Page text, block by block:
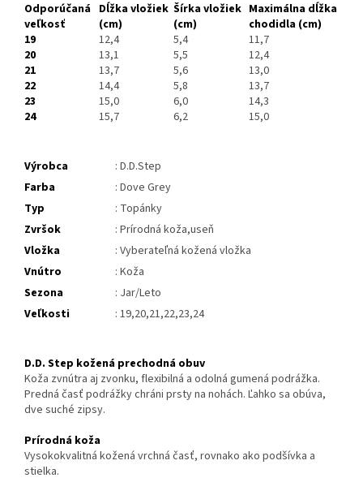
Odporúčaná
veľkosť
19
20
21
22
23
24
Dĺžka vložiek
(cm)
12,4
13,1
13,7
14,4
15,0
15,7
Šírka vložiek
(cm)
5,4
5,5
5,6
5,8
6,0
6,2
Maximálna dĺžka
chodidla (cm)
11,7
12,4
13,0
13,7
14,3
15,0
Výrobca
: D.D.Step
Farba
: Dove Grey
Typ
: Topánky
Zvršok
: Prírodná koža,useň
Vložka
: Vyberateľná kožená vložka
Vnútro
: Koža
Sezona
: Jar/Leto
Veľkosti
: 19,20,21,22,23,24
D.D. Step kožená prechodná obuv
Koža zvnútra aj zvonku, flexibilná a odolná gumená podrážka.
Predná časť podrážky chráni prsty na nohách. Ľahko sa obúva,
dve suché zipsy.
Prírodná koža
Vysokokvalitná kožená vrchná časť, rovnako ako podšívka a
stielka.